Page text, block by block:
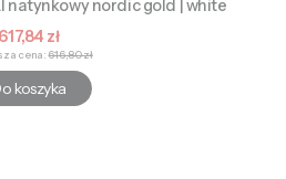
natynkowy nordic gold | white
Cena promocyjna
617,84 zł
cena: 616,80 zł
koszyka